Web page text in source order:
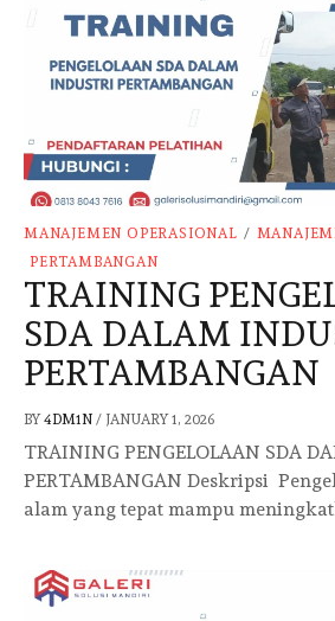
MANAJEMEN OPERASIONAL /
PERTAMBANGAN
TRAINING
SDA DALAM
PERTAMBANGAN
BY 4DM1N / JANUARY 1, 2026
TRAINING PENGELOLAAN SDA
PERTAMBANGAN Deskripsi
alam yang tepat mampu